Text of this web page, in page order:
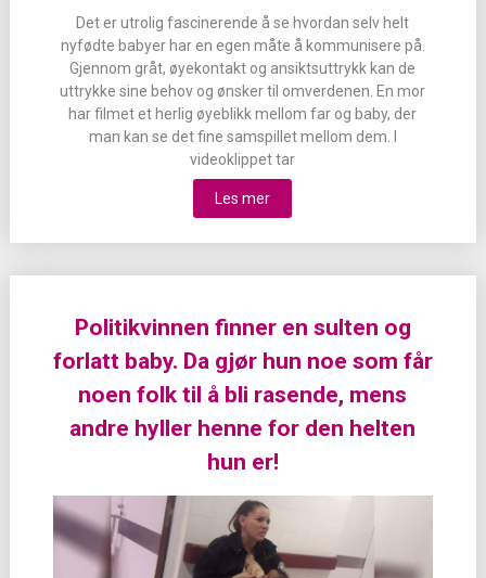
Det er utrolig fascinerende å se hvordan selv helt
nyfødte babyer har en egen måte å kommunisere på.
Gjennom gråt, øyekontakt og ansiktsuttrykk kan de
uttrykke sine behov og ønsker til omverdenen. En mor
har filmet et herlig øyeblikk mellom far og baby, der
man kan se det fine samspillet mellom dem. I
videoklippet tar
Les mer
Politikvinnen finner en sulten og
forlatt baby. Da gjør hun noe som får
noen folk til å bli rasende, mens
andre hyller henne for den helten
hun er!